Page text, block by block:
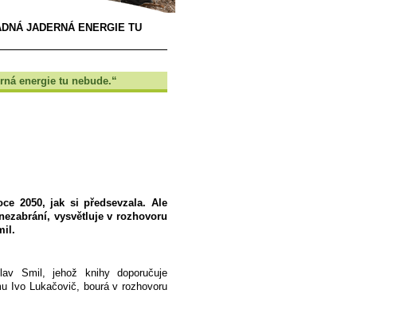
JADERNÁ ENERGIE TU
energie tu nebude.“
2050, jak si předsevzala. Ale
vysvětluje v rozhovoru
Smil, jehož knihy doporučuje
Ivo Lukačovič, bourá v rozhovoru